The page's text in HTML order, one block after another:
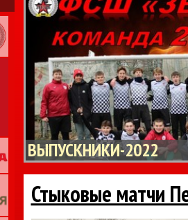
ВЫПУСКНИКИ-2022
Стыковые матчи